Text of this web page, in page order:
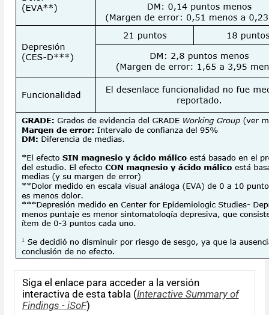
Siga el enlace para acceder a la versión
interactiva de esta tabla (Interactive Summary of
Findings - iSoF)